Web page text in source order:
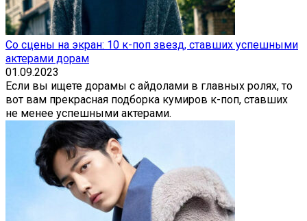
Со сцены на экран: 10 к-поп звезд, ставших успешными
актерами дорам
01.09.2023
Если вы ищете дорамы с айдолами в главных ролях, то
вот вам прекрасная подборка кумиров к-поп, ставших
не менее успешными актерами.